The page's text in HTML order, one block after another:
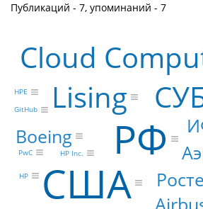
Публикаций - 7, упоминаний - 7
РФ
США
Cloud
Lising
Boeing
HPE
HP Inc.
GitHub
PwC
HP